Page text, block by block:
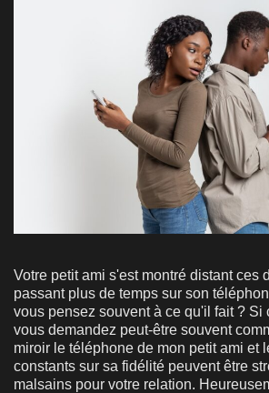
Votre petit ami s'est montré distant ces
passant plus de temps sur son
vous pensez souvent à ce qu'il fait ? Si
vous demandez peut-être souvent
miroir le téléphone de mon petit ami et
constants sur sa fidélité peuvent être
malsains pour votre relation.